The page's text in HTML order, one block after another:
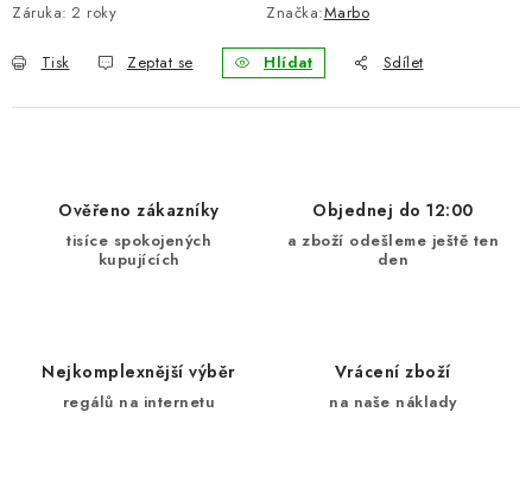
Záruka: 2 roky Značka:Marbo
Tisk Zeptat se Hlídat Sdílet
Ověřeno zákazníky
tisíce spokojených
kupujících
Objednej do 12:00
a zboží odešleme ještě ten
den
Nejkomplexnější výběr
regálů na internetu
Vrácení zboží
na naše náklady